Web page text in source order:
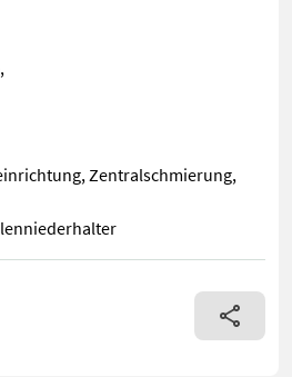
Zentralschmierung,
Geschwindigkeit: 40 km/h,